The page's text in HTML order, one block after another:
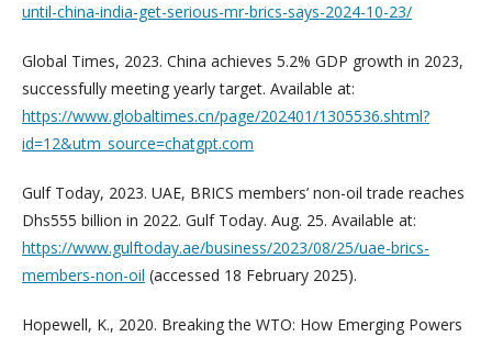
until-china-india-get-serious-mr-brics-says-2024-10-23/
Global Times, 2023. China achieves 5.2% GDP growth in 2023,
successfully meeting yearly target. Available at:
https://www.globaltimes.cn/page/202401/1305536.shtml?
id=12&utm_source=chatgpt.com
Gulf Today, 2023. UAE, BRICS members’ non-oil trade reaches
Dhs555 billion in 2022. Gulf Today. Aug. 25. Available at:
https://www.gulftoday.ae/business/2023/08/25/uae-brics-
members-non-oil (accessed 18 February 2025).
Hopewell, K., 2020. Breaking the WTO: How Emerging Powers